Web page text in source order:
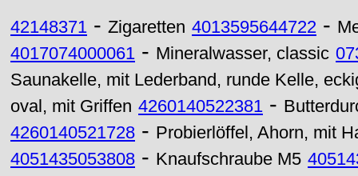
42148371 - Zigaretten 4013595644722 -
4017074000061 - Mineralwasser, classic
Saunakelle, mit Lederband, runde Kelle,
oval, mit Griffen 4260140522381 -
4260140521728 - Probierlöffel, Ahorn, mit
4051435053808 - Knaufschraube M5